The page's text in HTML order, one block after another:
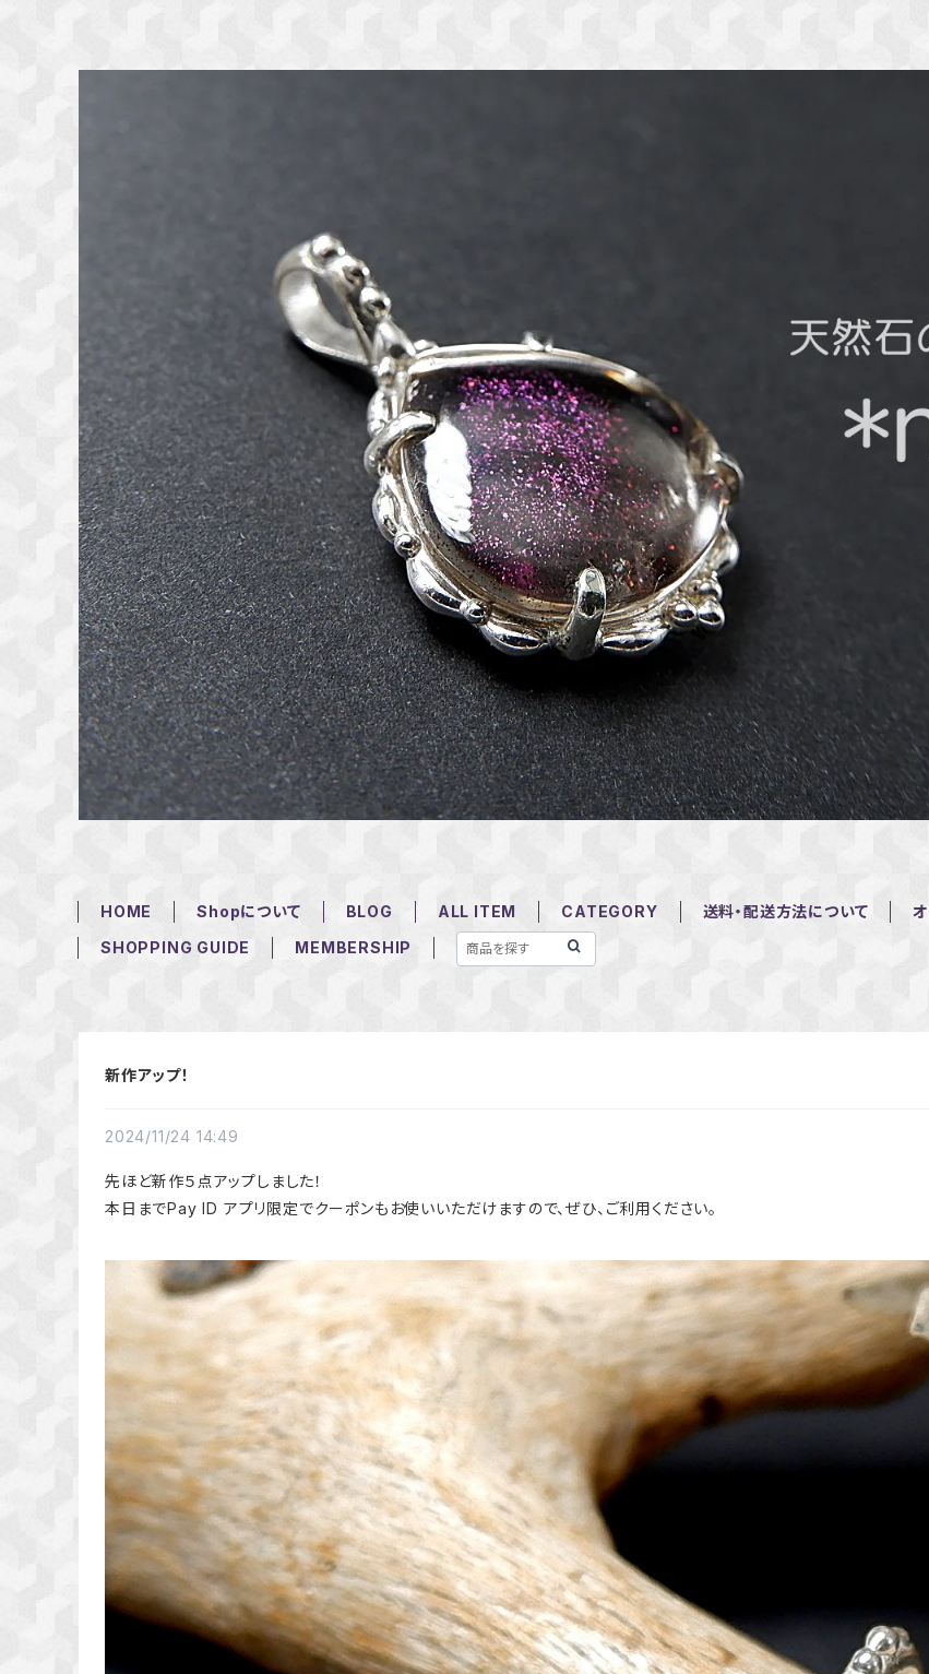
HOME Shopについて BLOG ALL ITEM CATEGORY 送料・配送方法について
SHOPPING GUIDE
MEMBERSHIP
新作アップ！
2024/11/24 14:49
先ほど新作５点アップしました！
本日までPay ID アプリ限定でクーポンもお使いいただけますので、ぜひ、ご利用ください。